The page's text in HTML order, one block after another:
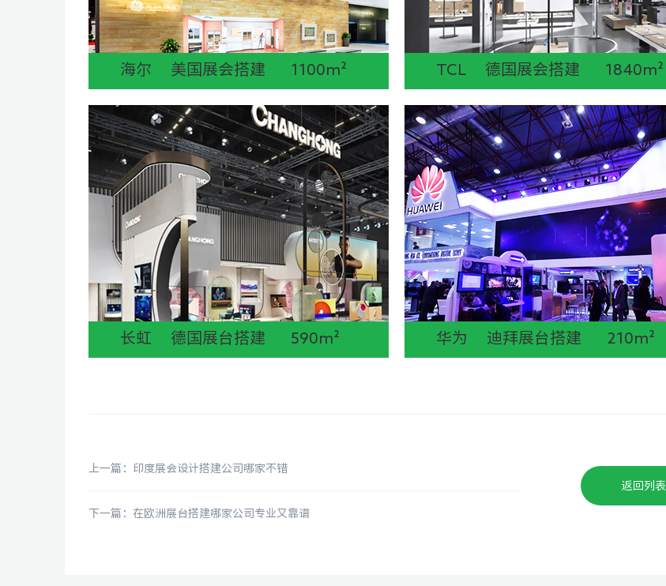
海尔 美国展会搭建 1100m² TCL 德国展会搭建 1840m²
长虹 德国展台搭建 590m² 华为 迪拜展台搭建 210m²
上一篇：印度展会设计搭建公司哪家不错
下一篇：在欧洲展台搭建哪家公司专业又靠谱
返回列表